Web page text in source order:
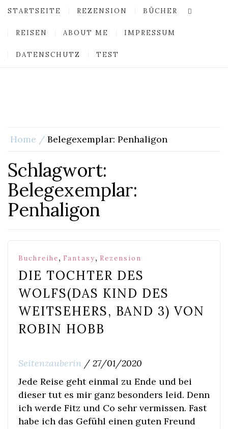
STARTSEITE REZENSION BÜCHER
REISEN ABOUT ME IMPRESSUM
DATENSCHUTZ TEST
Home Belegexemplar: Penhaligon
Schlagwort:
Belegexemplar:
Penhaligon
Buchreihe, Fantasy, Rezension
DIE TOCHTER DES
WOLFS(DAS KIND DES
WEITSEHERS, BAND 3) VON
ROBIN HOBB
Seitenzauberin / 27/01/2020
Jede Reise geht einmal zu Ende und bei
dieser tut es mir ganz besonders leid. Denn
ich werde Fitz und Co sehr vermissen. Fast
habe ich das Gefühl einen guten Freund